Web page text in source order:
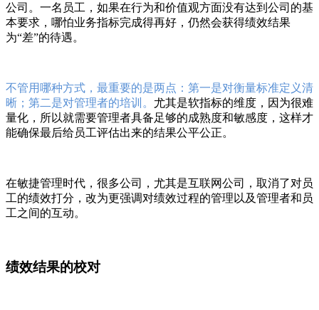
公司。一名员工，如果在行为和价值观方面没有达到公司的基
本要求，哪怕业务指标完成得再好，仍然会获得绩效结果
为“差”的待遇。
不管用哪种方式，最重要的是两点：第一是对衡量标准定义清
晰；第二是对管理者的培训。 尤其是软指标的维度，因为很难
量化，所以就需要管理者具备足够的成熟度和敏感度，这样才
能确保最后给员工评估出来的结果公平公正。
在敏捷管理时代，很多公司，尤其是互联网公司，取消了对员
工的绩效打分，改为更强调对绩效过程的管理以及管理者和员
工之间的互动。
绩效结果的校对